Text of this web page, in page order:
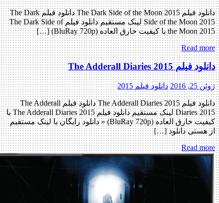
دانلود فیلم The Dark Side of the Moon 2015 دانلود فیلم The Dark
Side of the Moon 2015 لینک مستقیم دانلود فیلم The Dark Side of
the Moon 2015 با کیفیت خارق العاده (BluRay 720p) […]
Read more
دانلود فیلم The Adderall Diaries 2015
ژوئن 25, 2016 دانلود فیلم 2015
دانلود فیلم The Adderall Diaries 2015 دانلود فیلم The Adderall
Diaries 2015 لینک مستقیم دانلود فیلم The Adderall Diaries 2015 با
کیفیت خارق العاده (BluRay 720p) « دانلود رایگان با لینک مستقیم
از هستی دانلود […]
Read more